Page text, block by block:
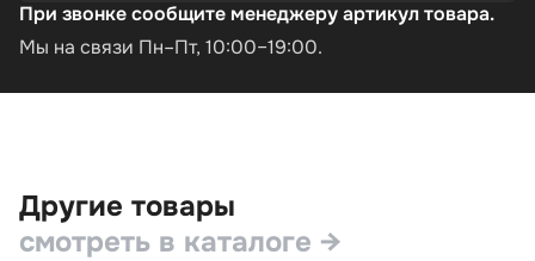
При звонке сообщите менеджеру артикул товара.
Мы на связи Пн–Пт, 10:00–19:00.
Другие товары
смотреть в каталоге →